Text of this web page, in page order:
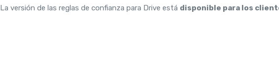
La versión de las reglas de confianza para Drive está disponible para los